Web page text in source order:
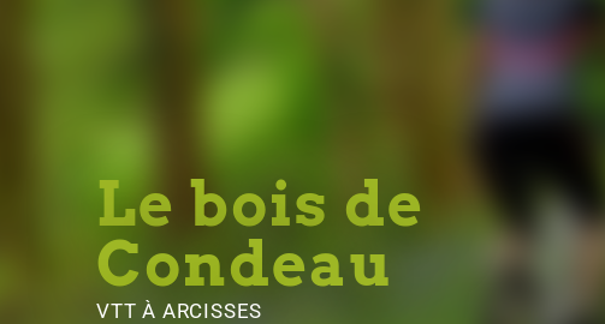
Le bois de
Condeau
VTTÀ ARCISSES